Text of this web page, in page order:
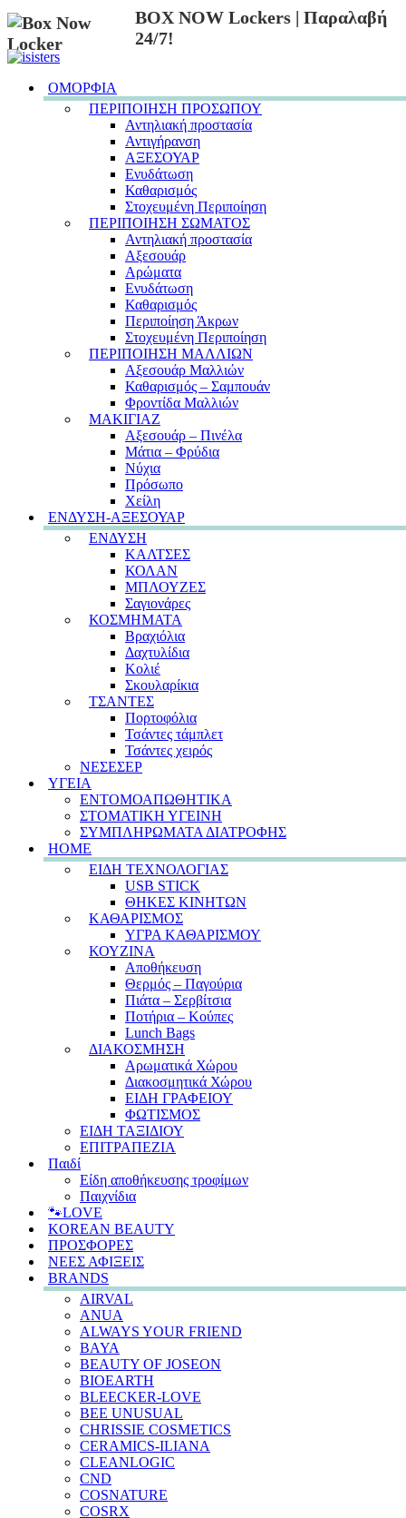
BOX NOW Lockers | Παραλαβή
24/7!
ΟΜΟΡΦΙΑ
ΠΕΡΙΠΟΙΗΣΗ ΠΡΟΣΩΠΟΥ
Αντηλιακή προστασία
Αντιγήρανση
ΑΞΕΣΟΥΑΡ
Ενυδάτωση
Καθαρισμός
Στοχευμένη Περιποίηση
ΠΕΡΙΠΟΙΗΣΗ ΣΩΜΑΤΟΣ
Αντηλιακή προστασία
Αξεσουάρ
Αρώματα
Ενυδάτωση
Καθαρισμός
Περιποίηση Άκρων
Στοχευμένη Περιποίηση
ΠΕΡΙΠΟΙΗΣΗ ΜΑΛΛΙΩΝ
Αξεσουάρ Μαλλιών
Καθαρισμός – Σαμπουάν
Φροντίδα Μαλλιών
ΜΑΚΙΓΙΑΖ
Αξεσουάρ – Πινέλα
Μάτια – Φρύδια
Νύχια
Πρόσωπο
Χείλη
ΕΝΔΥΣΗ-ΑΞΕΣΟΥΑΡ
ΕΝΔΥΣΗ
ΚΑΛΤΣΕΣ
ΚΟΛΑΝ
ΜΠΛΟΥΖΕΣ
Σαγιονάρες
ΚΟΣΜΗΜΑΤΑ
Βραχιόλια
Δαχτυλίδια
Κολιέ
Σκουλαρίκια
ΤΣΑΝΤΕΣ
Πορτοφόλια
Τσάντες τάμπλετ
Τσάντες χειρός
ΝΕΣΕΣΕΡ
ΥΓΕΙΑ
ΕΝΤΟΜΟΑΠΩΘΗΤΙΚΑ
ΣΤΟΜΑΤΙΚΗ ΥΓΕΙΝΗ
ΣΥΜΠΛΗΡΩΜΑΤΑ ΔΙΑΤΡΟΦΗΣ
HOME
ΕΙΔΗ ΤΕΧΝΟΛΟΓΙΑΣ
USB STICK
ΘΗΚΕΣ ΚΙΝΗΤΩΝ
ΚΑΘΑΡΙΣΜΟΣ
ΥΓΡΑ ΚΑΘΑΡΙΣΜΟΥ
ΚΟΥΖΙΝΑ
Αποθήκευση
Θερμός – Παγούρια
Πιάτα – Σερβίτσια
Ποτήρια – Κούπες
Lunch Bags
ΔΙΑΚΟΣΜΗΣΗ
Αρωματικά Χώρου
Διακοσμητικά Χώρου
ΕΙΔΗ ΓΡΑΦΕΙΟΥ
ΦΩΤΙΣΜΟΣ
ΕΙΔΗ ΤΑΞΙΔΙΟΥ
ΕΠΙΤΡΑΠΕΖΙΑ
Παιδί
Είδη αποθήκευσης τροφίμων
Παιχνίδια
🐾LOVE
KOREAN BEAUTY
ΠΡΟΣΦΟΡΕΣ
ΝΕΕΣ ΑΦΙΞΕΙΣ
BRANDS
AIRVAL
ANUA
ALWAYS YOUR FRIEND
BAYA
BEAUTY OF JOSEON
BIOEARTH
BLEECKER-LOVE
BEE UNUSUAL
CHRISSIE COSMETICS
CERAMICS-ILIANA
CLEANLOGIC
CND
COSNATURE
COSRX